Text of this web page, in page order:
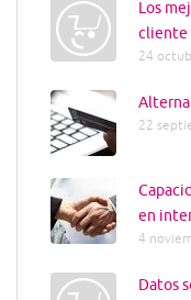
Los
cliente
24
22
en
4
Datos